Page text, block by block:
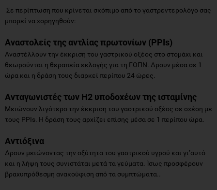
Σε περίπτωση που κρίνεται σκόπιμο από το γαστρεντερολόγο σας
μπορεί να χορηγηθούν:
Αναστολείς της αντλίας πρωτονίων (ΡΡΙs)
Αναστέλλουν την έκκριση του γαστρικού οξέος στο στομάχι και
θεωρούνται η θεραπεία εκλογής για τη ΓΟΠΝ. Δρουν μέσα σε 1
ώρα και η δράση τους διαρκεί περίπου 24 ώρες.
Ανταγωνιστές των Η2 υποδοχέων της ισταμίνης
Μειώνουν λιγότερο την έκκριση του γαστρικού οξέος σε σχέση με
τους PPIs. Η δράση τους αρχίζει επίσης μέσα σε 1 περίπου ώρα.
Αντιόξινα
Δρουν μειώνοντας την οξύτητα του γαστρικού υγρού και γι’αυτό
και η λήψη τους συνιστάται μετά τα γεύματα. Ίσως προσφέρουν
βραχυπρόθεσμη ανακούφιση από τα συμπτώματα..